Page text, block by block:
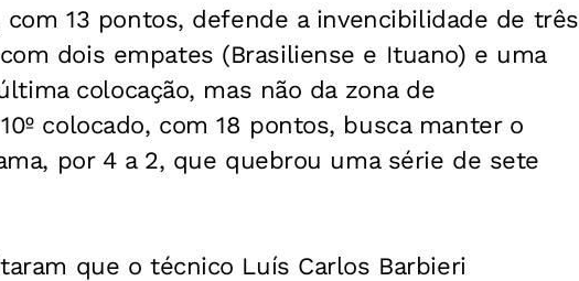
com 13 pontos, defende a invencibilidade de três
dois empates (Brasiliense e Ituano) e uma
colocação, mas não da zona de
colocado, com 18 pontos, busca manter o
por 4 a 2, que quebrou uma série de sete
que o técnico Luís Carlos Barbieri